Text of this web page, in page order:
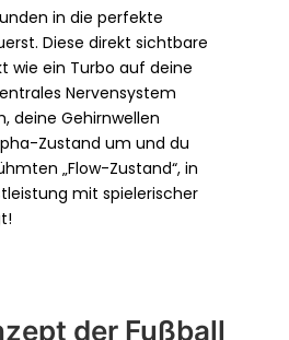
in die perfekte
Diese direkt sichtbare
wie ein Turbo auf deine
Nervensystem
deine Gehirnwellen
Zustand um und du
„Flow-Zustand“, in
mit spielerischer
der Fußball